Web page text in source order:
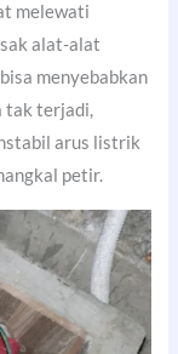
melewati
alat-alat
menyebabkan
tak terjadi,
arus listrik
petir.